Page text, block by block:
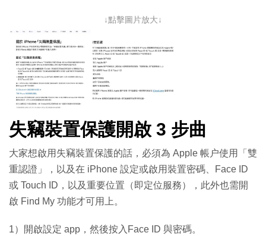
↓點擊圖片放大↓
失竊裝置保護開啟 3 步曲
大家想啟用失竊裝置保護的話，必須為 Apple 帳户使用「雙
重認證」，以及在 iPhone 設定或啟用裝置密碼、Face ID
或 Touch ID，以及重要位置（即定位服務），此外也需開
啟 Find My 功能才可用上。
1）開啟設定 app，然後按入Face ID 與密碼。